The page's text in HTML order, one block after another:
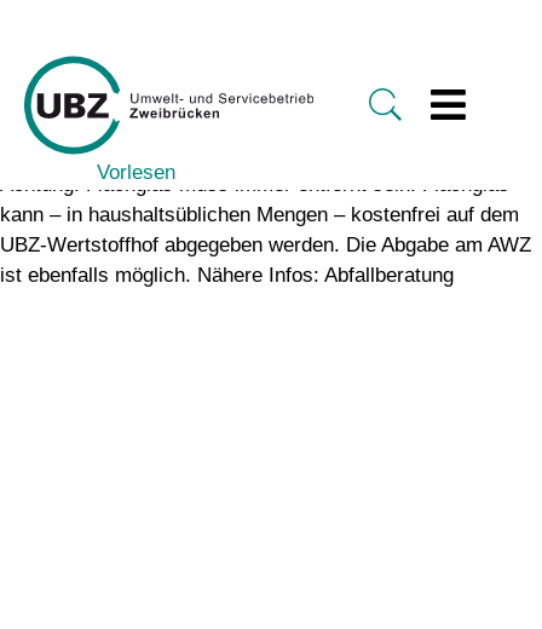
Vorlesen
Achtung: Flachglas muss immer entfernt sein. Flachglas
kann – in haushaltsüblichen Mengen – kostenfrei auf dem
UBZ-Wertstoffhof abgegeben werden. Die Abgabe am AWZ
ist ebenfalls möglich. Nähere Infos: Abfallberatung